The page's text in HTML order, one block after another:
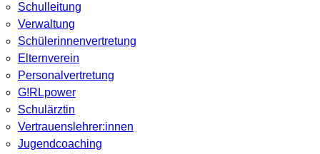
Schulleitung
Verwaltung
Schülerinnenvertretung
Elternverein
Personalvertretung
G!RLpower
Schulärztin
Vertrauenslehrer:innen
Jugendcoaching